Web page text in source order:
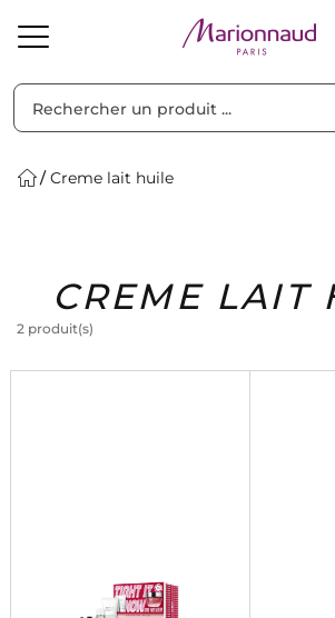
Solaire Homme Marques Idées
Creme lait huile
CREME LAIT
2 produit(s)